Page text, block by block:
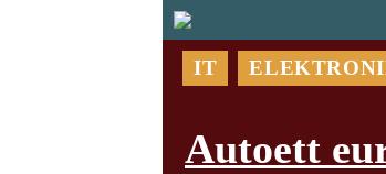
IT
Autoett